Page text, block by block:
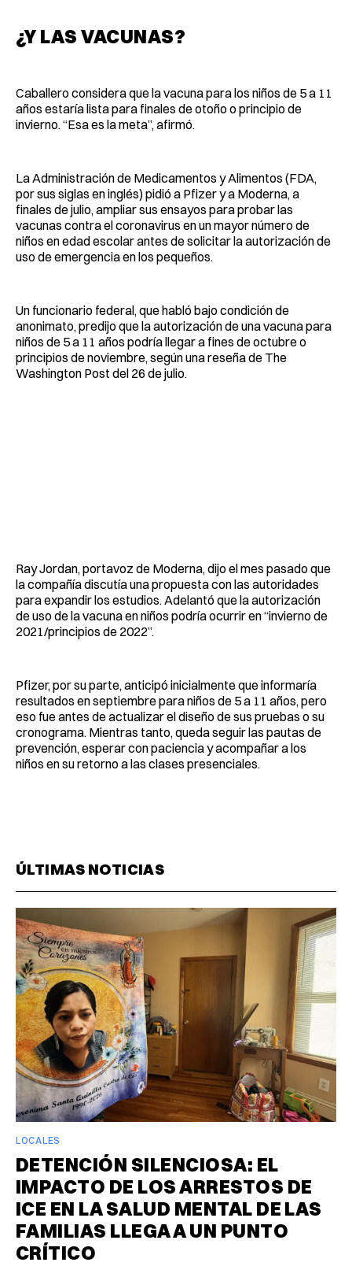
¿Y LAS VACUNAS?
Caballero considera que la vacuna para los niños de 5 a 11
años estaría lista para finales de otoño o principio de
invierno. “Esa es la meta”, afirmó.
La Administración de Medicamentos y Alimentos (FDA,
por sus siglas en inglés) pidió a Pfizer y a Moderna, a
finales de julio, ampliar sus ensayos para probar las
vacunas contra el coronavirus en un mayor número de
niños en edad escolar antes de solicitar la autorización de
uso de emergencia en los pequeños.
Un funcionario federal, que habló bajo condición de
anonimato, predijo que la autorización de una vacuna para
niños de 5 a 11 años podría llegar a fines de octubre o
principios de noviembre, según una reseña de The
Washington Post del 26 de julio.
Ray Jordan, portavoz de Moderna, dijo el mes pasado que
la compañía discutía una propuesta con las autoridades
para expandir los estudios. Adelantó que la autorización
de uso de la vacuna en niños podría ocurrir en “invierno de
2021/principios de 2022”.
Pfizer, por su parte, anticipó inicialmente que informaría
resultados en septiembre para niños de 5 a 11 años, pero
eso fue antes de actualizar el diseño de sus pruebas o su
cronograma. Mientras tanto, queda seguir las pautas de
prevención, esperar con paciencia y acompañar a los
niños en su retorno a las clases presenciales.
ÚLTIMAS NOTICIAS
LOCALES
DETENCIÓN SILENCIOSA: EL
IMPACTO DE LOS ARRESTOS DE
ICE EN LA SALUD MENTAL DE LAS
FAMILIAS LLEGA A UN PUNTO
CRÍTICO